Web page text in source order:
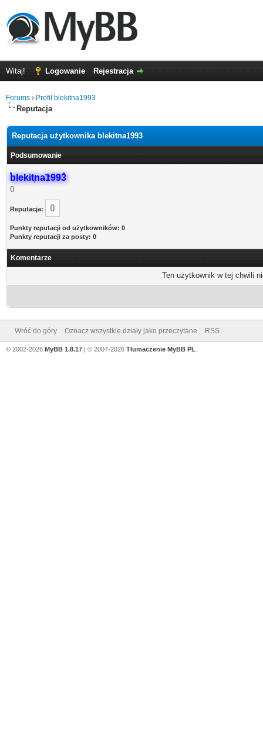
Witaj! Logowanie Rejestracja
Forums › Profil blekitna1993
Reputacja
Reputacja użytkownika blekitna1993
Podsumowanie
blekitna1993
()
Reputacja: 0
Punkty reputacji od użytkowników: 0
Punkty reputacji za posty: 0
Komentarze
Ten użytkownik w tej chwili
Wróć do góry Oznacz wszystkie działy jako przeczytane RSS
© 2002-2026 MyBB 1.8.17 | © 2007-2026 Tłumaczenie MyBB PL